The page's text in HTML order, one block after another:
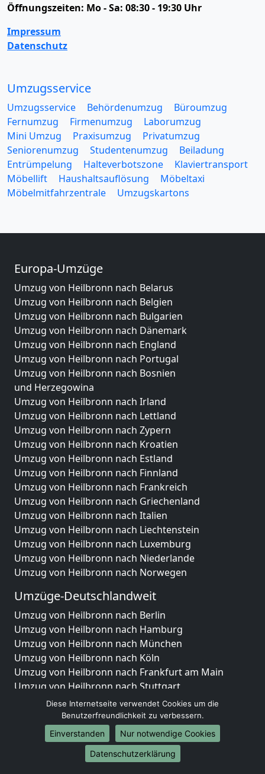
Öffnungszeiten: Mo - Sa: 08:30 - 19:30 Uhr
Impressum
Datenschutz
Umzugsservice
Umzugsservice Behördenumzug
Büroumzug
Fernumzug
Firmenumzug
Laborumzug
Mini Umzug
Praxisumzug
Privatumzug
Seniorenumzug
Studentenumzug
Beiladung
Entrümpelung
Halteverbotszone
Klaviertransport
Möbellift
Haushaltsauflösung
Möbeltaxi
Möbelmitfahrzentrale
Umzugskartons
Europa-Umzüge
Umzug von Heilbronn nach Belarus
Umzug von Heilbronn nach Belgien
Umzug von Heilbronn nach Bulgarien
Umzug von Heilbronn nach Dänemark
Umzug von Heilbronn nach England
Umzug von Heilbronn nach Portugal
Umzug von Heilbronn nach Bosnien
und Herzegowina
Umzug von Heilbronn nach Irland
Umzug von Heilbronn nach Lettland
Umzug von Heilbronn nach Zypern
Umzug von Heilbronn nach Kroatien
Umzug von Heilbronn nach Estland
Umzug von Heilbronn nach Finnland
Umzug von Heilbronn nach Frankreich
Umzug von Heilbronn nach Griechenland
Umzug von Heilbronn nach Italien
Umzug von Heilbronn nach Liechtenstein
Umzug von Heilbronn nach Luxemburg
Umzug von Heilbronn nach Niederlande
Umzug von Heilbronn nach Norwegen
Umzüge-Deutschlandweit
Umzug von Heilbronn nach Berlin
Umzug von Heilbronn nach Hamburg
Umzug von Heilbronn nach München
Umzug von Heilbronn nach Köln
Umzug von Heilbronn nach Frankfurt am Main
Umzug von Heilbronn nach Stuttgart
Umzug von Heilbronn nach Düsseldorf
Umzug von Heilbronn nach Leipzig
Umzug von Heilbronn nach Dortmund
Umzug von Heilbronn nach Essen
Umzug von Heilbronn nach Bremen
Diese Internetseite verwendet Cookies um die
Benutzerfreundlichkeit zu verbessern.
Einverstanden
Nur notwendige Cookies
Datenschutzerklärung